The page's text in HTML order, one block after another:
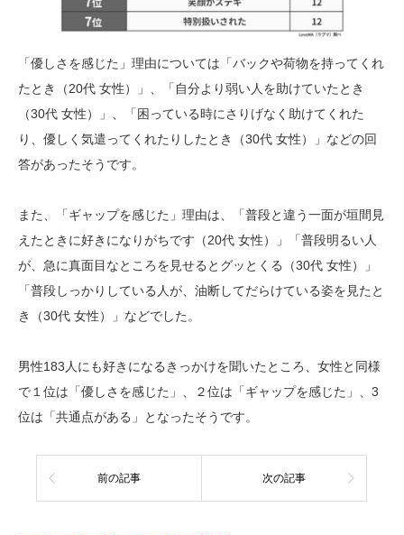
「優しさを感じた」理由については「バックや荷物を持ってくれ
たとき（20代 女性）」、「自分より弱い人を助けていたとき
（30代 女性）」、「困っている時にさりげなく助けてくれた
り、優しく気遣ってくれたりしたとき（30代 女性）」などの回
答があったそうです。
また、「ギャップを感じた」理由は、「普段と違う一面が垣間見
えたときに好きになりがちです（20代 女性）」「普段明るい人
が、急に真面目なところを見せるとグッとくる（30代 女性）」
「普段しっかりしている人が、油断してだらけている姿を見たと
き（30代 女性）」などでした。
男性183人にも好きになるきっかけを聞いたところ、女性と同様
で１位は「優しさを感じた」、２位は「ギャップを感じた」、3
位は「共通点がある」となったそうです。
前の記事 次の記事